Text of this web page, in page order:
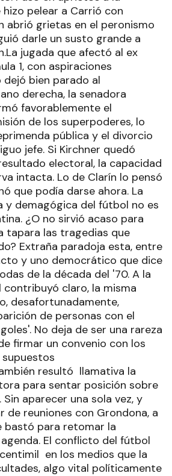
pelear a Carrió con
abrió grietas en el peronismo
darle un susto grande a
jugada que afectó al ex
1, con aspiraciones
dejó bien parado al
derecha, la senadora
favorablemente el
de los superpoderes, lo
pública y el divorcio
jefe. Si Kirchner quedó
electoral, la capacidad
intacta. Lo de Clarín lo pensó
que podía darse ahora. La
y demagógica del fútbol no es
¿O no sirvió acaso para
tapara las tragedias que
Extraña paradoja esta, entre
y uno democrático que dice
de la década del '70. A la
contribuyó claro, la misma
desafortunadamente,
de personas con el
No deja de ser una rareza
firmar un convenio con los
resultó llamativa la
para sentar posición sobre
aparecer una sola vez, y
de reuniones con Grondona, a
bastó para retomar la
El conflicto del fútbol
en los medios que la
algo vital políticamente